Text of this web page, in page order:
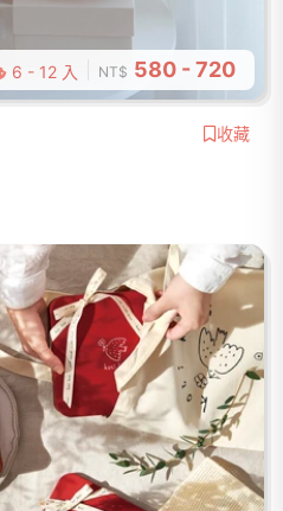
6 - 12 入 NT$ 580 - 720
收藏